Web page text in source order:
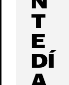
T
E
DÍ